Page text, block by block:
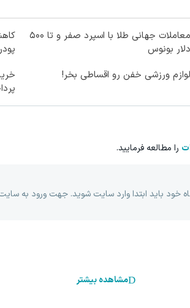
معاملات جهانی طلا با اسپرد صفر و تا ۵۰۰
دلار بونوس
لوازم ورزشی خفن رو اقساطی بخر!
را مطالعه فرمایید.
خود باید ابتدا وارد سایت شوید. جهت ورود به
مشاهده بیشتر